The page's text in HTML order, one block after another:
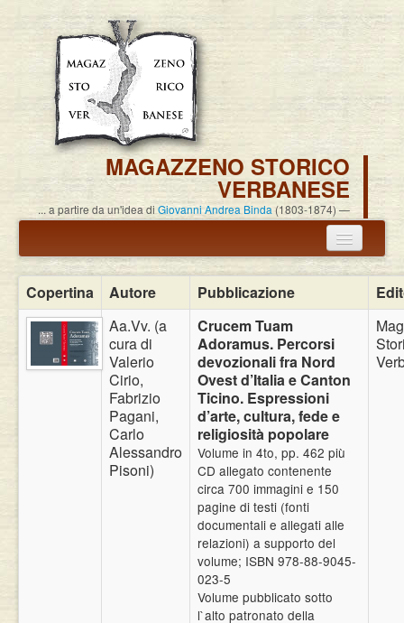
MAGAZZENO STORICO
VERBANESE
... a partire da un'idea di Giovanni Andrea Binda (1803-1874)
Annuncio termine attività
Carlo Alessandro Pisoni
Associazione
Pubblicazioni
Copertina Autore Pubblicazione
Aa.Vv. (a
cura di
Valerio
Cirio,
Fabrizio
Pagani,
Carlo
Alessandro
Pisoni)
Crucem Tuam
Adoramus. Percorsi
devozionali fra Nord
Ovest d’Italia e Canton
Ticino. Espressioni
d’arte, cultura, fede e
religiosità popolare
Volume in 4to, pp. 462 più
CD allegato contenente
circa 700 immagini e 150
pagine di testi (fonti
documentali e allegati alle
relazioni) a supporto del
volume; ISBN 978-88-9045-
023-5
Volume pubblicato sotto
l`alto patronato della